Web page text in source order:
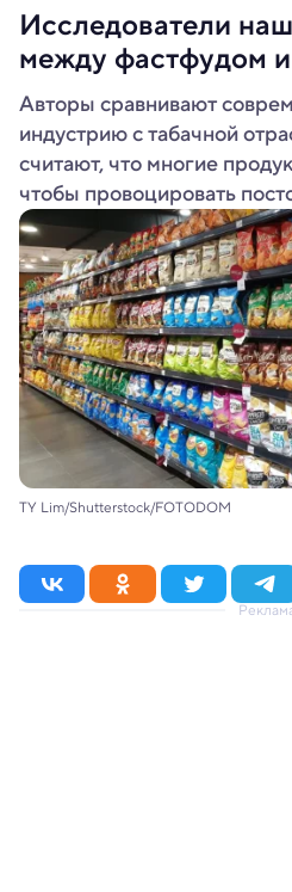
Исследователи
между фастфудом
Авторы сравнивают
индустрию с табачной
считают, что многие
чтобы провоцировать
TY Lim/Shutterstock/FOTODOM